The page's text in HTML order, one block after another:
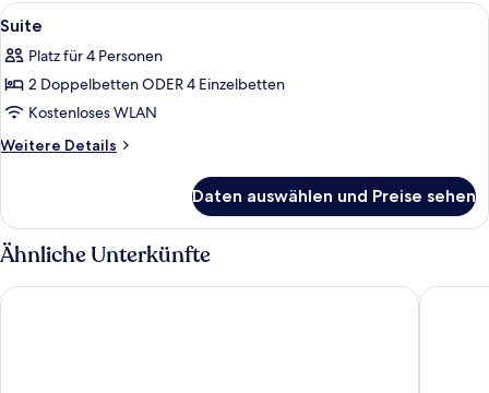
Alle
Fotos
für
Suite
anzeigen
Ein Schlafzimmer mit einem Bett,
4
Suite
Platz für 4 Personen
2 Doppelbetten ODER 4 Einzelbetten
Kostenloses WLAN
Weitere Details
Weitere
Daten auswählen und Preise sehen
Ähnliche Unterkünfte
Best Western Grand Hotel Guinigi EXE